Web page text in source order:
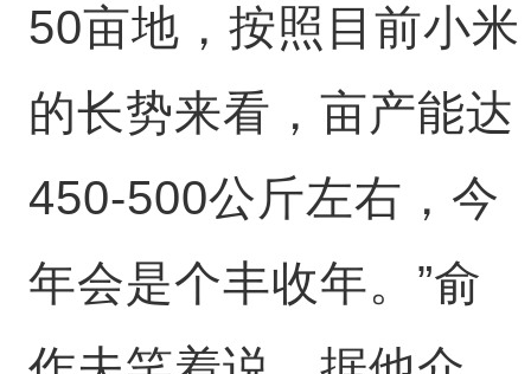
50亩地，按照目前小米
的长势来看，亩产能达
450-500公斤左右，今
年会是个丰收年。”俞